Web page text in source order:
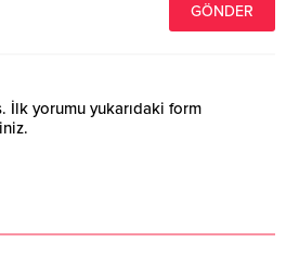
İlk yorumu yukarıdaki form